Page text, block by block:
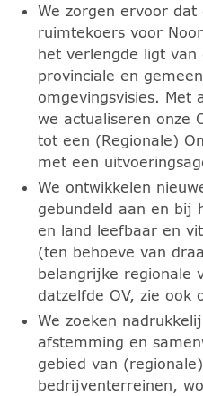
We zorgen ervoor dat
ruimtekoers voor
het verlengde ligt van
provinciale en
omgevingsvisies. Met
we actualiseren onze
tot een (Regionale)
met een
We ontwikkelen
gebundeld aan en bij
en land leefbaar en
(ten behoeve van
belangrijke regionale
datzelfde OV, zie ook
We zoeken
afstemming en
gebied van
bedrijventerreinen,